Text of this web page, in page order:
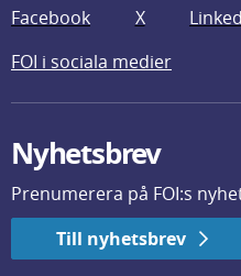
Facebook X
FOI i sociala medier
Nyhetsbrev
Prenumerera på FOI:s
Till nyhetsbrev